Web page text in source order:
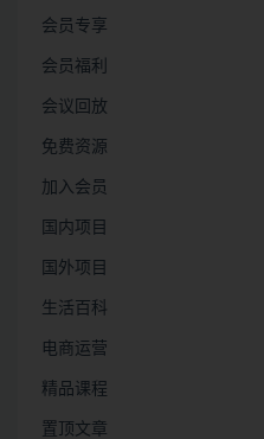
会员专享
会员福利
会议回放
免费资源
加入会员
国内项目
国外项目
生活百科
电商运营
精品课程
置顶文章